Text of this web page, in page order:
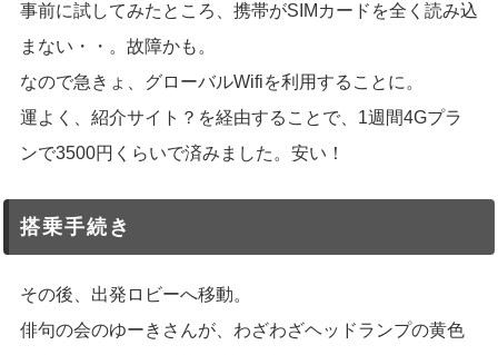
事前に試してみたところ、携帯がSIMカードを全く読み込
まない・・。故障かも。
なので急きょ、グローバルWifiを利用することに。
運よく、紹介サイト？を経由することで、1週間4Gプラ
ンで3500円くらいで済みました。安い！
搭乗手続き
その後、出発ロビーへ移動。
俳句の会のゆーきさんが、わざわざヘッドランプの黄色